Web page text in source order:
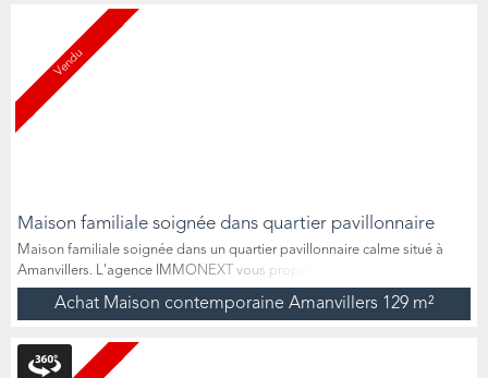
cuisine équipée (plaque de cuisson, hotte, lave-vaisselle) ouverte sur
Vendu
Maison familiale soignée dans quartier pavillonnaire
Maison familiale soignée dans un quartier pavillonnaire calme situé à
Amanvillers. L'agence IMMONEXT vous propose cette charmante
maison parfaitement individuelle entretenue, d'environ 129 m²
habitables, idéalement située dans un quartier pavillonnaire calme et
salon-séjour traversant lumineux de près de 30 m², d...
Achat Maison contemporaine Amanvillers 129 m²